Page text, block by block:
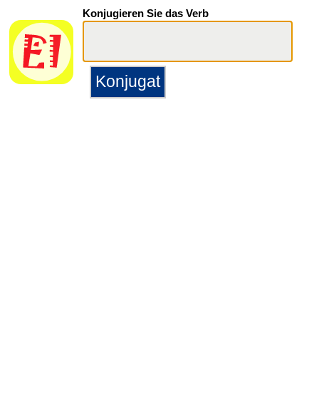
Konjugieren Sie das Verb